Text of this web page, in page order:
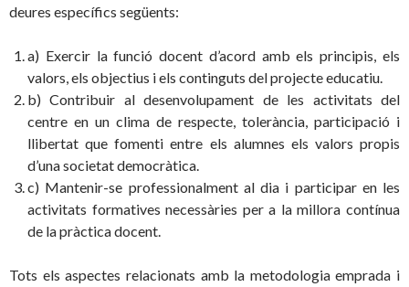
deures específics següents:
a) Exercir la funció docent d’acord amb els principis, els
valors, els objectius i els continguts del projecte educatiu.
b) Contribuir al desenvolupament de les activitats del
centre en un clima de respecte, tolerància, participació i
llibertat que fomenti entre els alumnes els valors propis
d’una societat democràtica.
c) Mantenir-se professionalment al dia i participar en les
activitats formatives necessàries per a la millora contínua
de la pràctica docent.
Tots els aspectes relacionats amb la metodologia emprada i